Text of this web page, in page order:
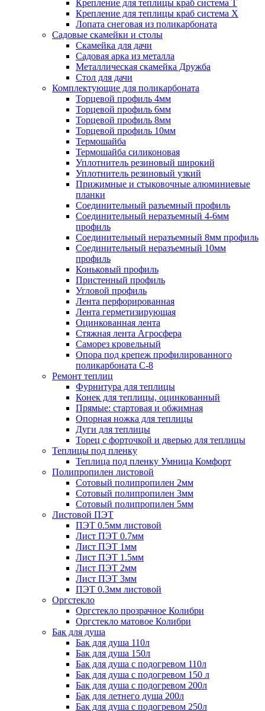
Крепление для теплицы краб система Т
Крепление для теплицы краб система Х
Лопата снеговая из поликарбоната
Садовые скамейки и столы
Скамейка для дачи
Садовая арка из металла
Металлическая скамейка Дружба
Стол для дачи
Комплектующие для поликарбоната
Торцевой профиль 4мм
Торцевой профиль 6мм
Торцевой профиль 8мм
Торцевой профиль 10мм
Термошайба
Термошайба силиконовая
Уплотнитель резиновый широкий
Уплотнитель резиновый узкий
Прижимные и стыковочные алюминиевые
планки
Соединительный разъемный профиль
Соединительный неразъемный 4-6мм
профиль
Соединительный неразъемный 8мм профиль
Соединительный неразъемный 10мм
профиль
Коньковый профиль
Пристенный профиль
Угловой профиль
Лента перфорированная
Лента герметизирующая
Оцинкованная лента
Стяжная лента Агросфера
Саморез кровельный
Опора под крепеж профилированного
поликарбоната С-8
Ремонт теплиц
Фурнитура для теплицы
Конек для теплицы, оцинкованный
Прямые: стартовая и обжимная
Опорная ножка для теплицы
Дуги для теплицы
Торец с форточкой и дверью для теплицы
Теплицы под пленку
Теплица под пленку Умница Комфорт
Полипропилен листовой
Сотовый полипропилен 2мм
Сотовый полипропилен 3мм
Сотовый полипропилен 5мм
Листовой ПЭТ
ПЭТ 0.5мм листовой
Лист ПЭТ 0.7мм
Лист ПЭТ 1мм
Лист ПЭТ 1.5мм
Лист ПЭТ 2мм
Лист ПЭТ 3мм
ПЭТ 0.3мм листовой
Оргстекло
Оргстекло прозрачное Колибри
Оргстекло матовое Колибри
Бак для душа
Бак для душа 110л
Бак для душа 150л
Бак для душа с подогревом 110л
Бак для душа с подогревом 150 л
Бак для душа с подогревом 200л
Бак для летнего душа 200л
Бак для душа с подогревом 250л